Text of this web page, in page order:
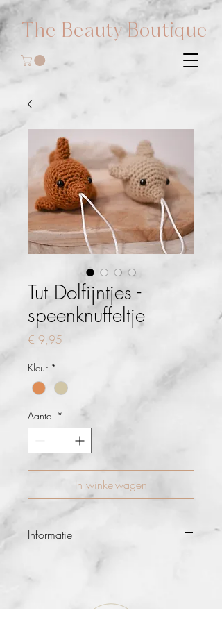
The Beauty Boutique
Tut Dolfijntjes -
speenknuffeltje
€ 9,95
Kleur *
Aantal *
In winkelwagen
Informatie
Super handige handgemaakte gehaakte
knuffel dolfijntjes om aan je tutkoordje te